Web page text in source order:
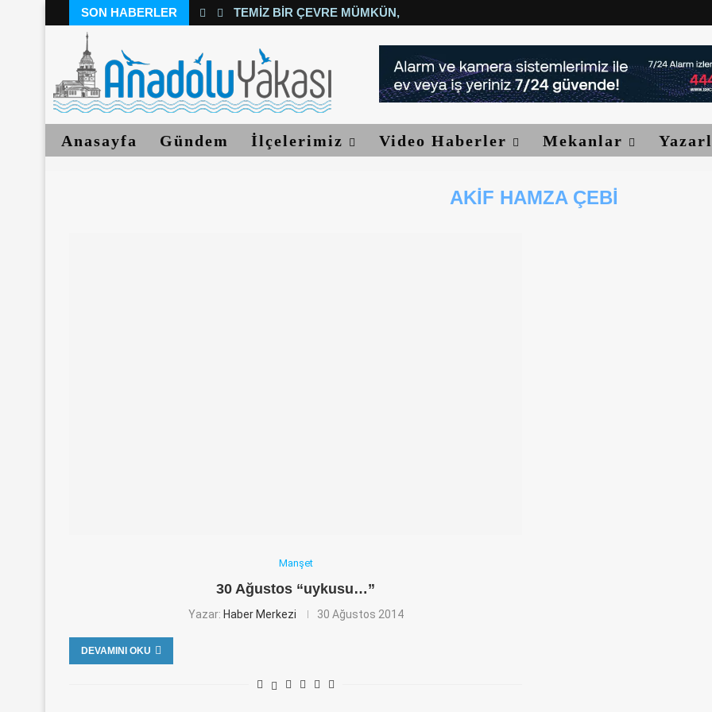
SON HABERLER TEMIZ BIR ÇEVRE MÜMKÜN, YETER...
Anasayfa Gündem İlçelerimiz Video Haberler Mekanlar
AKIF HAMZA ÇEBI
Manşet
30 Ağustos “uykusu…”
Yazar: Haber Merkezi 30 Ağustos 2014
DEVAMINI OKU